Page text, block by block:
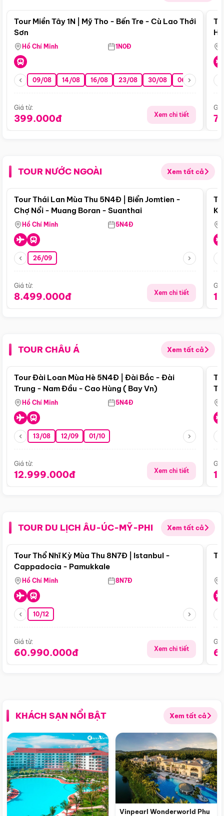
Tour Miền Tây 1N | Mỹ Tho - Bến Tre - Cù Lao Thới
Sơn
Hồ Chí Minh 1N0Đ
09/08 14/08 16/08 23/08 30/08 06/09 13/09
Giá từ:
399.000đ Xem chi tiết
TOUR NƯỚC NGOÀI Xem tất cả
Điểm nổi bật
Tour Thái Lan Mùa Thu 5N4Đ | Biển Jomtien -
Chợ Nổi - Muang Boran - Suanthai
Hồ Chí Minh 5N4Đ
26/09
Giá từ:
8.499.000đ Xem chi tiết
TOUR CHÂU Á Xem tất cả
Điểm nổi bật
Tour Đài Loan Mùa Hè 5N4Đ | Đài Bắc - Đài
Trung - Nam Đầu - Cao Hùng ( Bay Vn)
Hồ Chí Minh 5N4Đ
13/08 12/09 01/10
Giá từ:
12.999.000đ Xem chi tiết
TOUR DU LỊCH ÂU-ÚC-MỸ-PHI Xem tất cả
Điểm nổi bật
Tour Thổ Nhĩ Kỳ Mùa Thu 8N7Đ | Istanbul -
Cappadocia - Pamukkale
Hồ Chí Minh 8N7Đ
10/12
Giá từ:
60.990.000đ Xem chi tiết
KHÁCH SẠN NỔI BẬT Xem tất cả
Vinpearl Wonderworld Phu